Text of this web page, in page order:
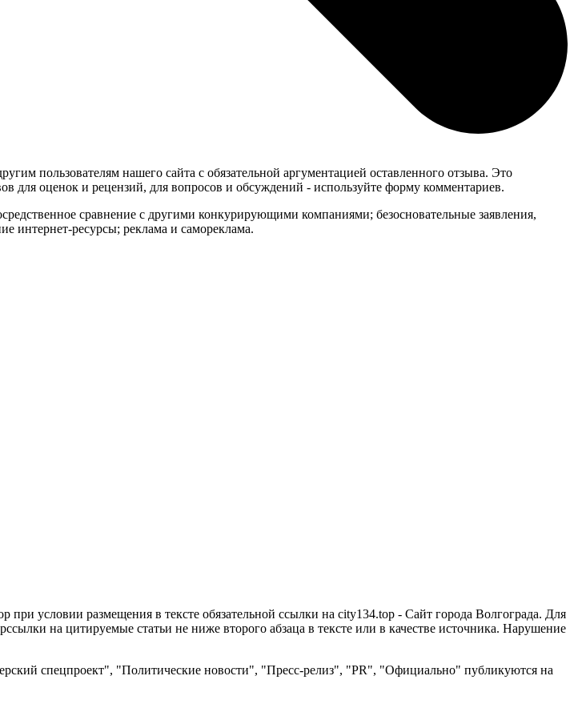
пользователям нашего сайта с обязательной аргументацией оставленного отзыва. Это
оценок и рецензий, для вопросов и обсуждений - используйте форму комментариев.
сравнение с другими конкурирующими компаниями; безосновательные заявления,
интернет-ресурсы; реклама и самореклама.
при условии размещения в тексте обязательной ссылки на city134.top - Сайт города Волгограда. Для
на цитируемые статьи не ниже второго абзаца в тексте или в качестве источника. Нарушение
спецпроект", "Политические новости", "Пресс-релиз", "PR", "Официально" публикуются на